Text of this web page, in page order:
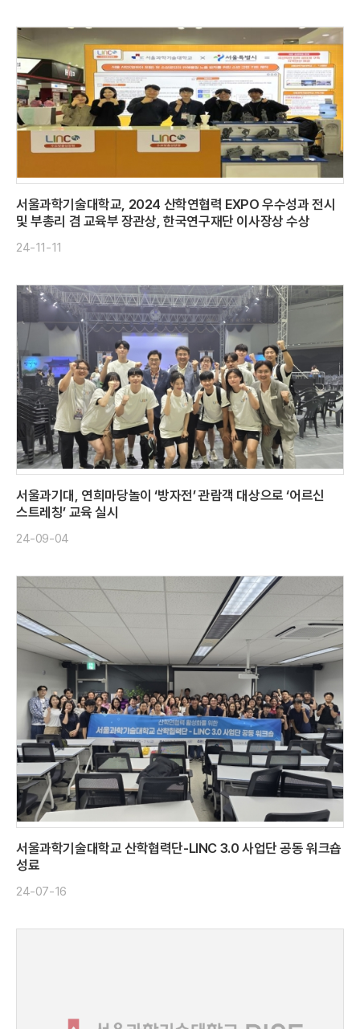
서울과학기술대학교, 2024 산학연협력 EXPO 우수성과 전시
및 부총리 겸 교육부 장관상, 한국연구재단 이사장상 수상
24-11-11
서울과기대, 연희마당놀이 ‘방자전’ 관람객 대상으로 ‘어르신
스트레칭’ 교육 실시
24-09-04
서울과학기술대학교 산학협력단-LINC 3.0 사업단 공동 워크숍
성료
24-07-16